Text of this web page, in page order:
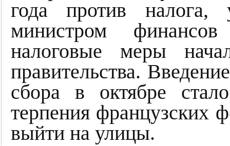
года против налога,
министром
налоговые меры
правительства.
сбора в октябре
терпения французских
выйти на улицы.